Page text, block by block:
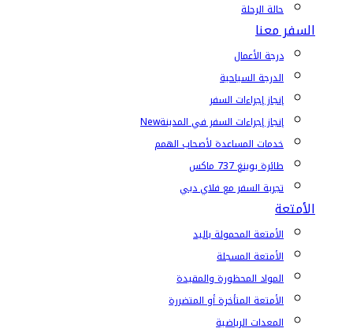
حالة الرحلة
السفر معنا
درجة الأعمال
الدرجة السياحية
إنجاز إجراءات السفر
إنجاز إجراءات السفر في المدينةNew
خدمات المساعدة لأصحاب الهمم
طائرة بوينغ 737 ماكس
تجربة السفر مع فلاي دبي
الأمتعة
الأمتعة المحمولة باليد
الأمتعة المسجلة
المواد المحظورة والمقيدة
الأمتعة المتأخرة أو المتضررة
المعدات الرياضية